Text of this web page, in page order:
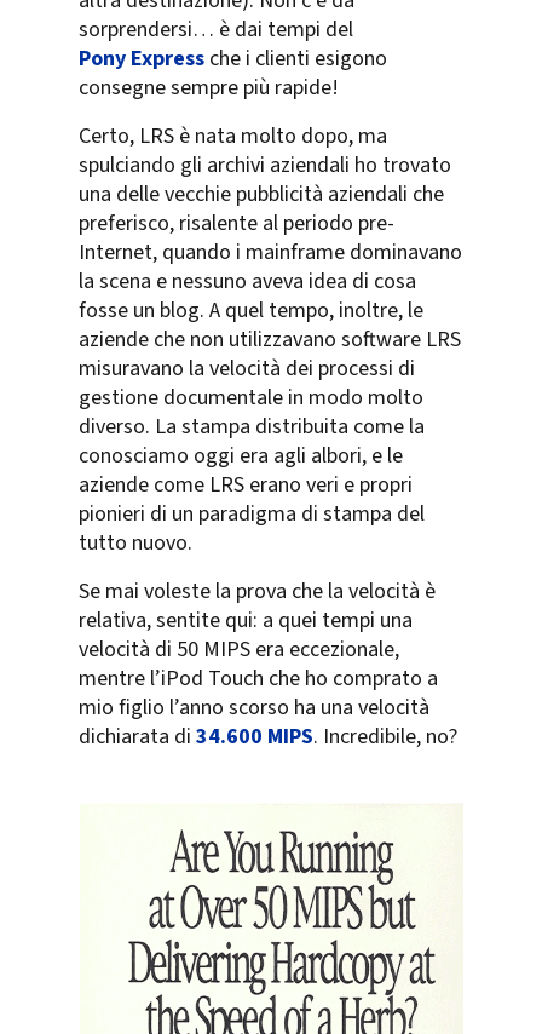
sorprendersi… è dai tempi del
Pony Express che i clienti esigono
consegne sempre più rapide!
Certo, LRS è nata molto dopo, ma
spulciando gli archivi aziendali ho trovato
una delle vecchie pubblicità aziendali che
preferisco, risalente al periodo pre-
Internet, quando i mainframe dominavano
la scena e nessuno aveva idea di cosa
fosse un blog. A quel tempo, inoltre, le
aziende che non utilizzavano software LRS
misuravano la velocità dei processi di
gestione documentale in modo molto
diverso. La stampa distribuita come la
conosciamo oggi era agli albori, e le
aziende come LRS erano veri e propri
pionieri di un paradigma di stampa del
tutto nuovo.
Se mai voleste la prova che la velocità è
relativa, sentite qui: a quei tempi una
velocità di 50 MIPS era eccezionale,
mentre l’iPod Touch che ho comprato a
mio figlio l’anno scorso ha una velocità
dichiarata di 34.600 MIPS. Incredibile, no?